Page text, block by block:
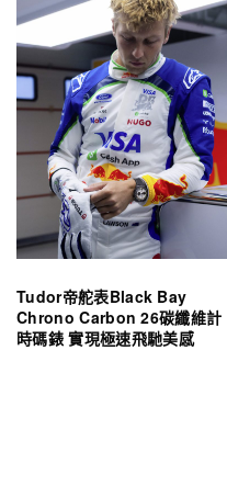
Tudor帝舵表Black Bay
Chrono Carbon 26碳纖維計
時碼錶 實現極速飛馳美感